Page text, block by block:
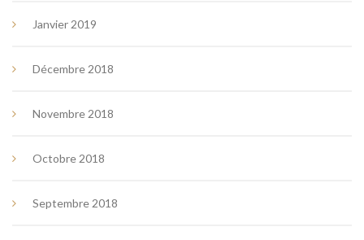
Janvier 2019
Décembre 2018
Novembre 2018
Octobre 2018
Septembre 2018